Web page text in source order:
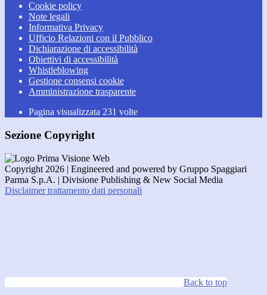
Cookie policy
Note legali
Informativa Privacy
Ufficio Relazioni con il Pubblico
Dichiarazione di accessibilità
Obiettivi di accessibilità
Whistleblowing
Gestione consensi cookie
Amministrazione trasparente
Pagina visualizzata 231 volte
Sezione Copyright
Copyright 2026 | Engineered and powered by Gruppo Spaggiari
Parma S.p.A. | Divisione Publishing & New Social Media
Disclaimer trattamento dati personali
Back to top